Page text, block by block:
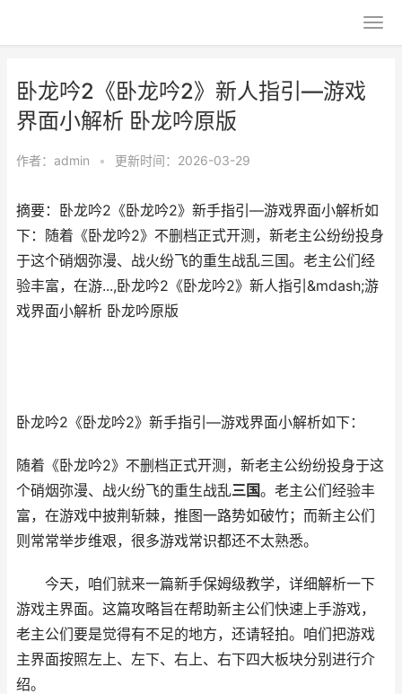
卧龙吟2《卧龙吟2》新人指引—游戏
界面小解析 卧龙吟原版
作者： admin • 更新时间：2026-03-29
摘要：卧龙吟2《卧龙吟2》新手指引—游戏界面小解析如
下：随着《卧龙吟2》不删档正式开测，新老主公纷纷投身
于这个硝烟弥漫、战火纷飞的重生战乱三国。老主公们经
验丰富，在游...,卧龙吟2《卧龙吟2》新人指引&mdash;游
戏界面小解析 卧龙吟原版
卧龙吟2《卧龙吟2》新手指引—游戏界面小解析如下：
随着《卧龙吟2》不删档正式开测，新老主公纷纷投身于这
个硝烟弥漫、战火纷飞的重生战乱三国。老主公们经验丰
富，在游戏中披荆斩棘，推图一路势如破竹；而新主公们
则常常举步维艰，很多游戏常识都还不太熟悉。
今天，咱们就来一篇新手保姆级教学，详细解析一下
游戏主界面。这篇攻略旨在帮助新主公们快速上手游戏，
老主公们要是觉得有不足的地方，还请轻拍。咱们把游戏
主界面按照左上、左下、右上、右下四大板块分别进行介
绍。